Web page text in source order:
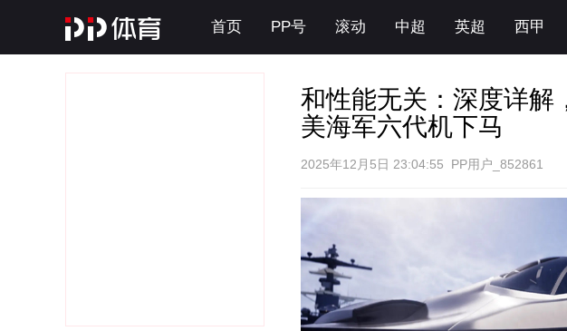
首页 PP号 滚动 中超 英超 西甲
和性能无关：深度详解
美海军六代机下马
2025年12月5日 23:04:55 PP用户_852861